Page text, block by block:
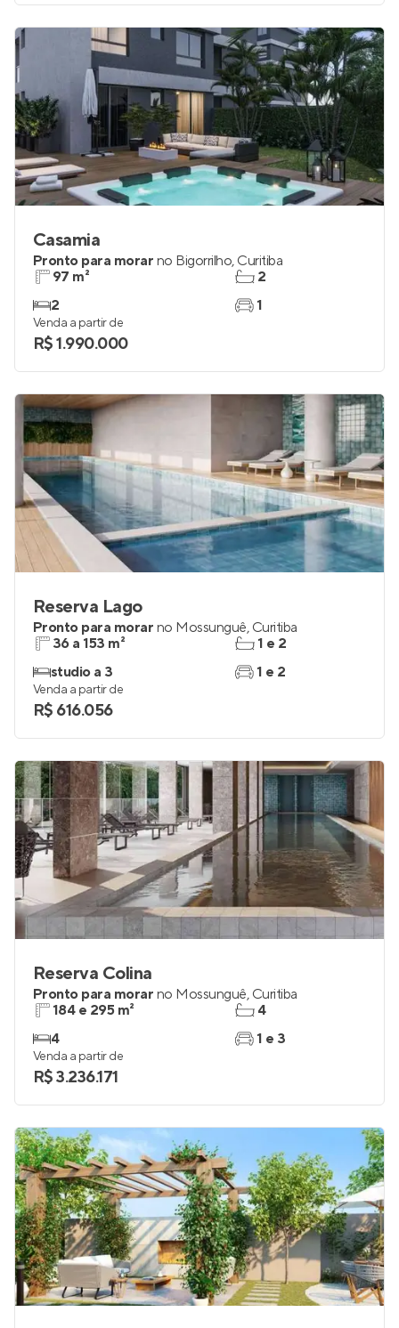
Casamia
Pronto para morar no Bigorrilho, Curitiba
97 m²
2
2
1
Venda a partir de
R$ 1.990.000
Reserva Lago
Pronto para morar no Mossunguê, Curitiba
36 a 153 m²
studio a 3
1 e 2
1 e 2
Venda a partir de
R$ 616.056
Reserva Colina
Pronto para morar no Mossunguê, Curitiba
184 e 295 m²
4
4
1 e 3
Venda a partir de
R$ 3.236.171